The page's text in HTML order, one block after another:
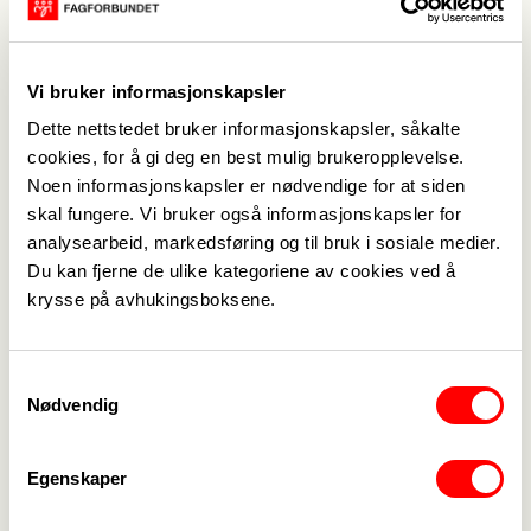
Vi bruker informasjonskapsler
Dette nettstedet bruker informasjonskapsler, såkalte
cookies, for å gi deg en best mulig brukeropplevelse.
Noen informasjonskapsler er nødvendige for at siden
skal fungere. Vi bruker også informasjonskapsler for
analysearbeid, markedsføring og til bruk i sosiale medier.
Du kan fjerne de ulike kategoriene av cookies ved å
krysse på avhukingsboksene.
Nødvendig
Egenskaper
medlemsfordelen vi har å tilby til de godt over
utdyper:
– Vi må ha de aller beste tillitsvalgte både etter
tariffavtaler og etter vedtekter, men det krever at
vi investerer i skolering og tilbyr den beste
skoleringa. På den måten, sikrer vi at vi fortsatt er
det foretrukne forbundet for våre yrkesgrupper.
gikk på Fase 2-skolering i 2018. Der ble han råda til
– Jeg satt på nattevakt i en rolig stund og kom